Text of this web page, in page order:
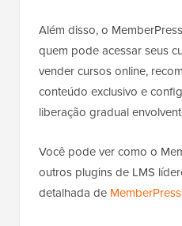
Além disso, o
quem pode acessar seus
vender cursos online,
conteúdo exclusivo e
liberação gradual
Você pode ver como o
outros plugins de LMS
detalhada de